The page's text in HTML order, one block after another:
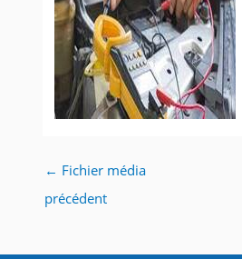
← Fichier média
précédent